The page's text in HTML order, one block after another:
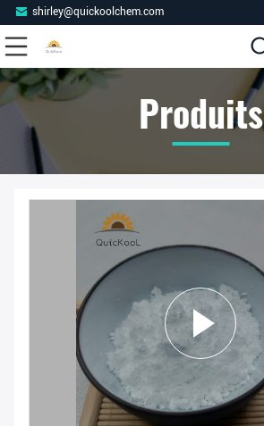
shirley@quickoolchem.com
Produits